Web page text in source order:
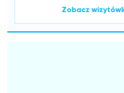
Zobacz